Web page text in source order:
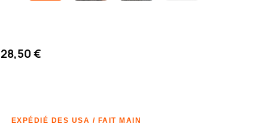
28,50 €
EXPÉDIÉ DES USA / FAIT MAIN